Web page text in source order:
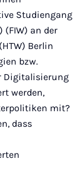
Studiengang
an der
Berlin
bzw.
Digitalisierung
werden,
mit?
dass